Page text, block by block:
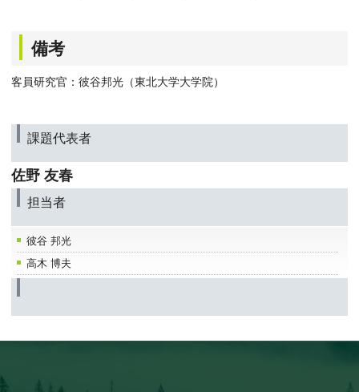
備考
客員研究官：彼谷邦光（東北大学大学院）
課題代表者
佐野 友春
担当者
彼谷 邦光
高木 博夫